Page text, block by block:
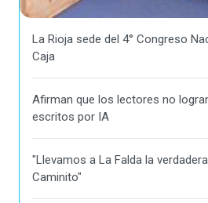
La Rioja sede del 4° Congreso
Caja
Afirman que los lectores no
escritos por IA
"Llevamos a La Falda la
Caminito"